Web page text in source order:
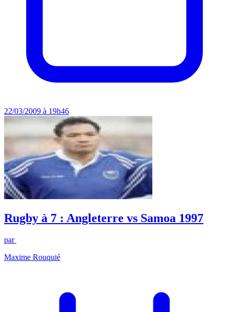
22/03/2009 à 19h46
Rugby à 7 : Angleterre vs Samoa 1997
par
Maxime Rouquié